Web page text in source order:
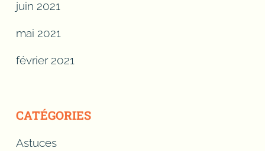
juin 2021
mai 2021
février 2021
CATÉGORIES
Astuces